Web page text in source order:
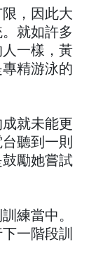
，因此大
就如許多
一樣，黃
精游泳的
就未能更
聽到一則
勵她嘗試
練當中。
一階段訓